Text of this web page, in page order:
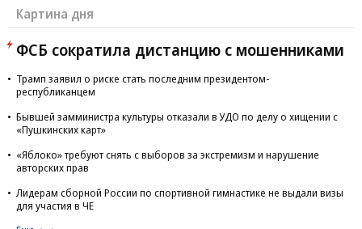
Картина дня
ФСБ сократила дистанцию с мошенниками
Трамп заявил о риске стать последним президентом-
республиканцем
Бывшей замминистра культуры отказали в УДО по делу о хищении с
«Пушкинских карт»
«Яблоко» требуют снять с выборов за экстремизм и нарушение
авторских прав
Лидерам сборной России по спортивной гимнастике не выдали визы
для участия в ЧЕ